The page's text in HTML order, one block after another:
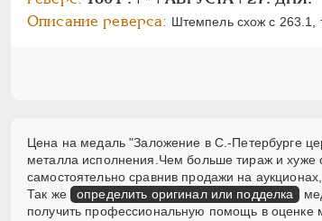
Описание реверса: Штемпель схож с 263.1,
Цена на медаль "Заложение в С.-Петербурге
металла исполнения.Чем больше тираж и
самостоятельно сравнив продажи на
Так же
определить оригинал или подделка
получить профессиональную помощь в оценке